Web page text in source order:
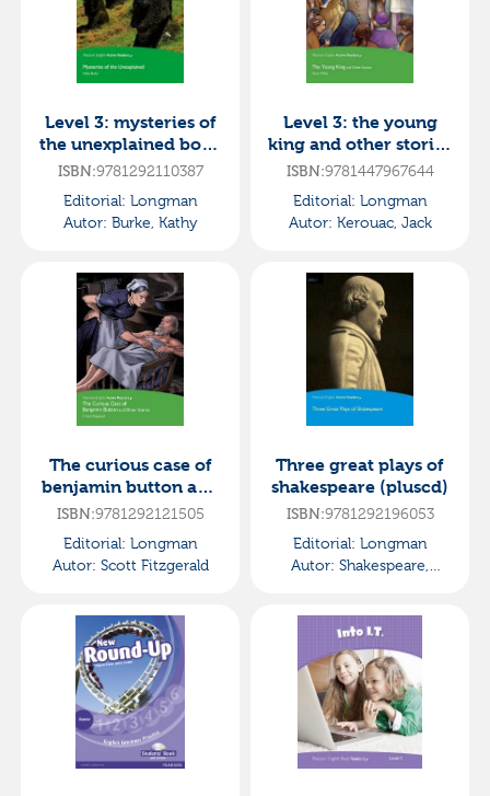
Level 3: mysteries of
the unexplained book
and multi-rom with
ISBN:9781292110387
Editorial: Longman
Autor: Burke, Kathy
Level 3: the young
king and other stories
book and multi-rom
ISBN:9781447967644
Editorial: Longman
Autor: Kerouac, Jack
The curious case of
benjamin button and
other stories mp3
ISBN:9781292121505
Editorial: Longman
Autor: Scott Fitzgerald
Three great plays of
shakespeare (pluscd)
ISBN:9781292196053
Editorial: Longman
Autor: Shakespeare,